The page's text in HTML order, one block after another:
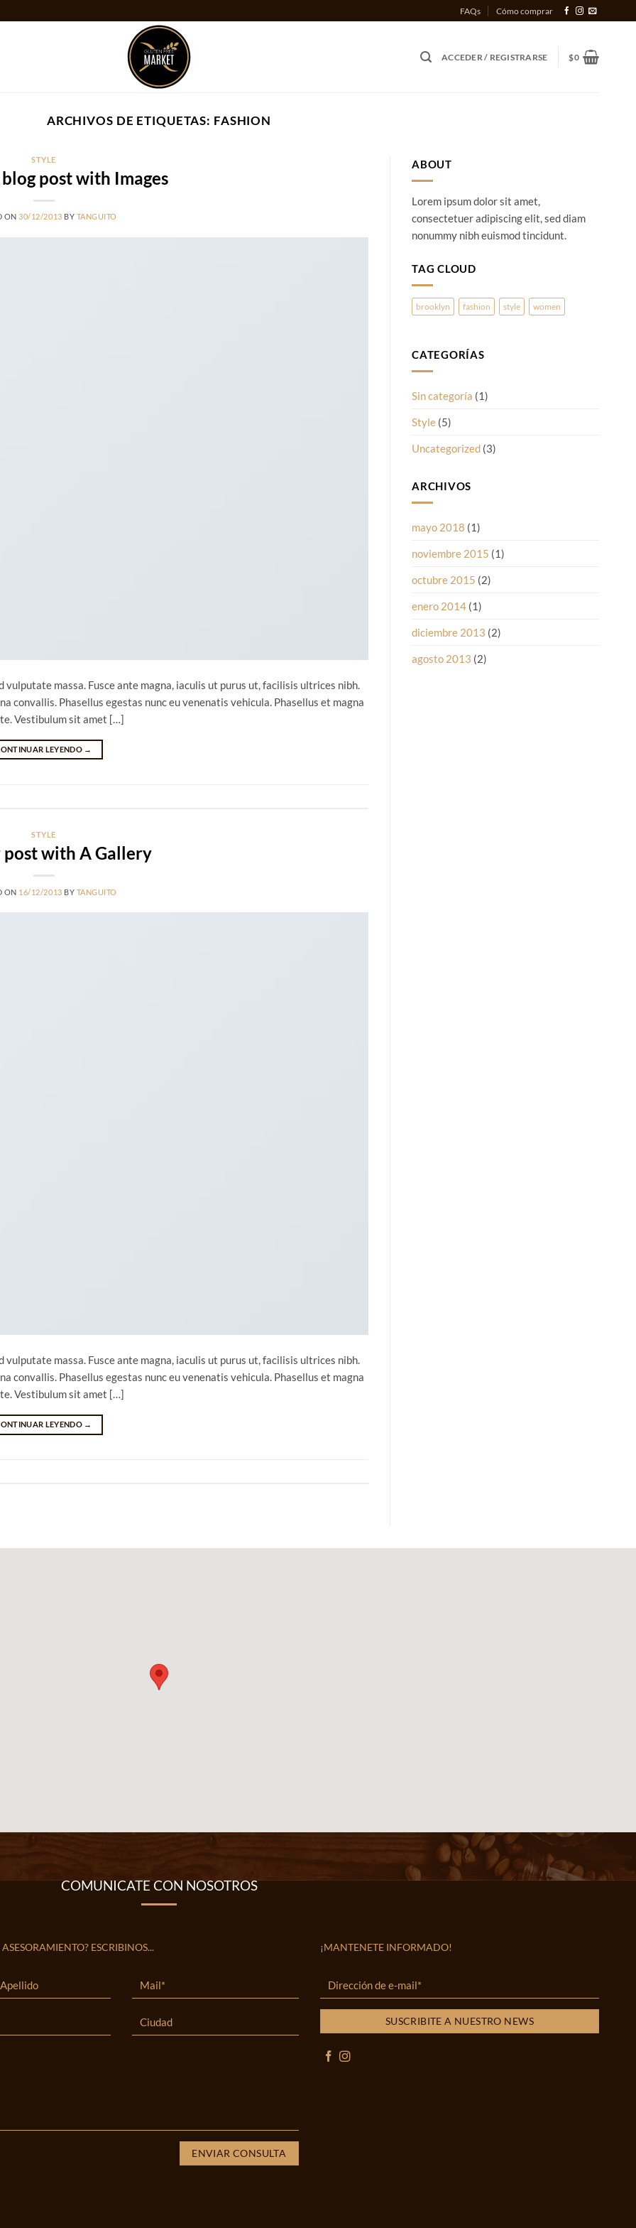
FAQs Cómo comprar
ACCEDER / REGISTRARSE $0
ARCHIVOS DE ETIQUETAS: FASHION
STYLE
post with Images
ON30/12/2013 BY TANGUITO
massa. Fusce ante magna, iaculis ut purus ut, facilisis ultrices nibh.
convallis. Phasellus egestas nunc eu venenatis vehicula. Phasellus et magna
Vestibulum sit amet […]
LEYENDO →
STYLE
with A Gallery
ON 16/12/2013 BY TANGUITO
massa. Fusce ante magna, iaculis ut purus ut, facilisis ultrices nibh.
convallis. Phasellus egestas nunc eu venenatis vehicula. Phasellus et magna
Vestibulum sit amet […]
LEYENDO →
ABOUT
Lorem ipsum dolor sit amet,
consectetuer adipiscing elit, sed diam
nonummy nibh euismod tincidunt.
TAG CLOUD
brooklyn fashion style women
CATEGORÍAS
Sin categoría (1)
Style (5)
Uncategorized (3)
ARCHIVOS
mayo 2018 (1)
noviembre 2015 (1)
octubre 2015 (2)
enero 2014 (1)
diciembre 2013 (2)
agosto 2013 (2)
COMUNICATE CON NOSOTROS
ASESORAMIENTO? ESCRIBINOS... ¡MANTENETE INFORMADO!